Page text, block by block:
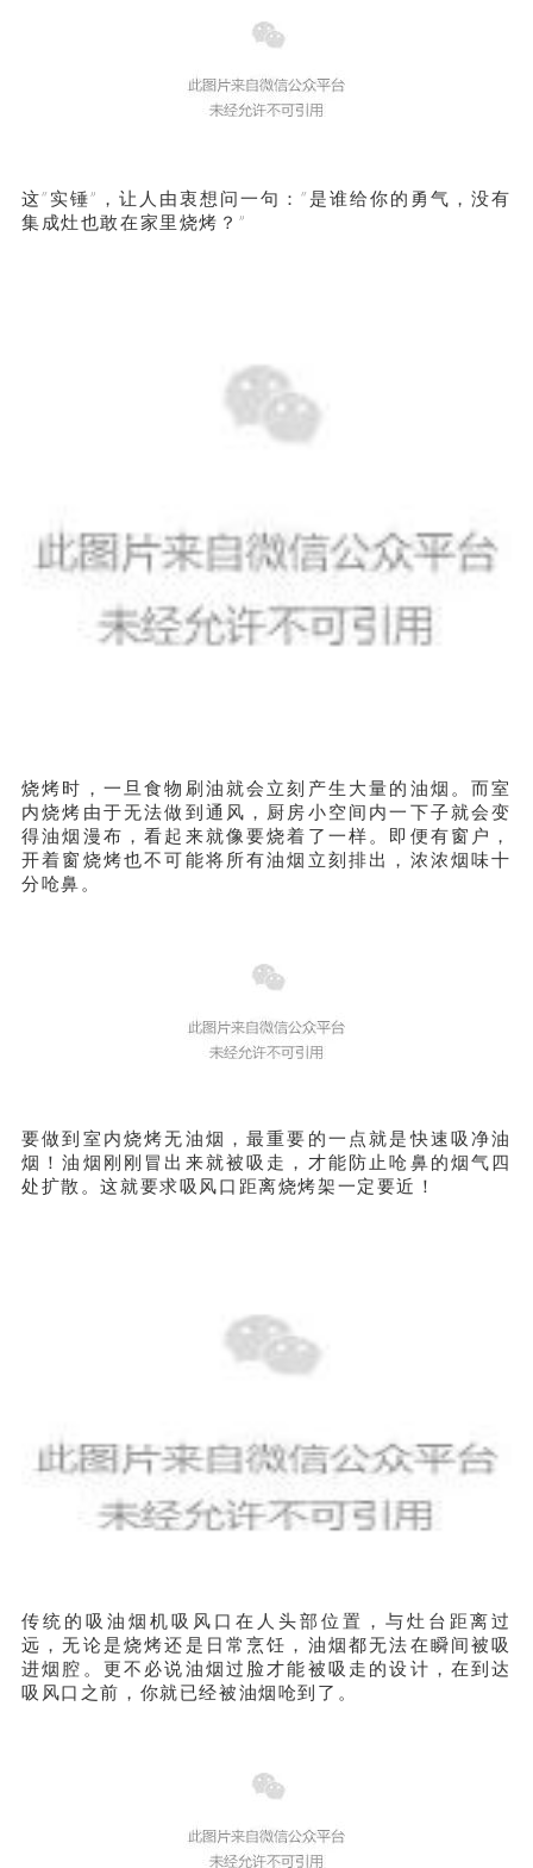
这“实锤”，让人由衷想问一句：“是谁给你的勇气，没有
集成灶也敢在家里烧烤？”
烧烤时，一旦食物刷油就会立刻产生大量的油烟。而室
内烧烤由于无法做到通风，厨房小空间内一下子就会变
得油烟漫布，看起来就像要烧着了一样。即便有窗户，
开着窗烧烤也不可能将所有油烟立刻排出，浓浓烟味十
分呛鼻。
要做到室内烧烤无油烟，最重要的一点就是快速吸净油
烟！油烟刚刚冒出来就被吸走，才能防止呛鼻的烟气四
处扩散。这就要求吸风口距离烧烤架一定要近！
传统的吸油烟机吸风口在人头部位置，与灶台距离过
远，无论是烧烤还是日常烹饪，油烟都无法在瞬间被吸
进烟腔。更不必说油烟过脸才能被吸走的设计，在到达
吸风口之前，你就已经被油烟呛到了。